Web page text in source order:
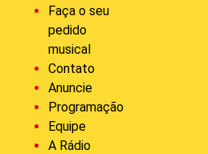
Faça o seu
pedido
musical
Contato
Anuncie
Programação
Equipe
A Rádio